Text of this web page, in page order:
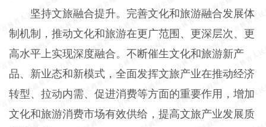
坚持文旅融合提升。完善文化和旅游融合发展体
制机制，推动文化和旅游在更广范围、更深层次、更
高水平上实现深度融合。不断催生文化和旅游新产
品、新业态和新模式，全面发挥文旅产业在推动经济
转型、拉动内需、促进消费等方面的重要作用，增加
文化和旅游消费市场有效供给，提高文旅产业发展质